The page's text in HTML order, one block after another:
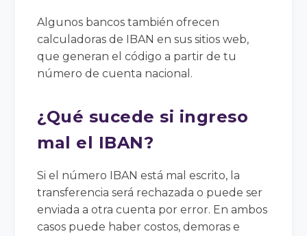
Algunos bancos también ofrecen
calculadoras de IBAN en sus sitios web,
que generan el código a partir de tu
número de cuenta nacional.
¿Qué sucede si ingreso
mal el IBAN?
Si el número IBAN está mal escrito, la
transferencia será rechazada o puede ser
enviada a otra cuenta por error. En ambos
casos puede haber costos, demoras e